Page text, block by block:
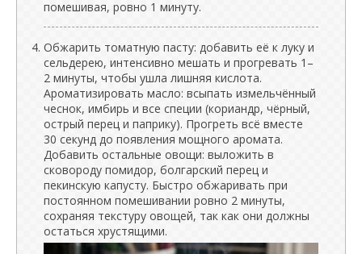
помешивая, ровно 1 минуту.
Обжарить томатную пасту: добавить её к луку и
сельдерею, интенсивно мешать и прогревать 1–
2 минуты, чтобы ушла лишняя кислота.
Ароматизировать масло: всыпать измельчённый
чеснок, имбирь и все специи (кориандр, чёрный,
острый перец и паприку). Прогреть всё вместе
30 секунд до появления мощного аромата.
Добавить остальные овощи: выложить в
сковороду помидор, болгарский перец и
пекинскую капусту. Быстро обжаривать при
постоянном помешивании ровно 2 минуты,
сохраняя текстуру овощей, так как они должны
остаться хрустящими.